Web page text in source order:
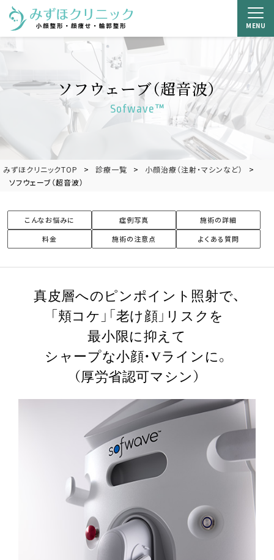
MENU
ソフウェーブ（超音波）
Sofwave™
みずほクリニックTOP 診療一覧
小顔治療（注射・マシンなど）
ソフウェーブ（超音波）
こんなお悩みに 症例写真
施術の詳細
料金
施術の注意点 よくある質問
真皮層へのピンポイント照射で、
「頬コケ」「老け顔」リスクを
最小限に抑えて
シャープな小顔・Vラインに。
（厚労省認可マシン）